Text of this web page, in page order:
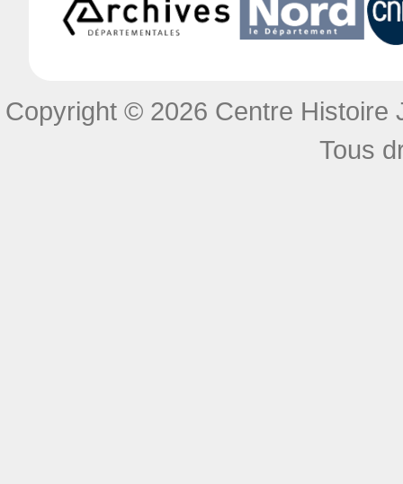
Copyright © 2026 Centre Histoire
Tous